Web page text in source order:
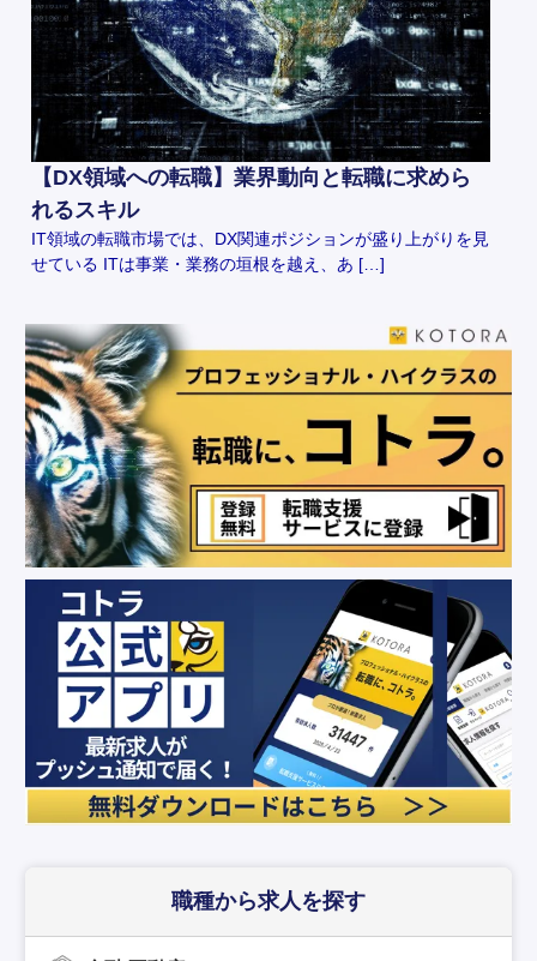
【DX領域への転職】業界動向と転職に求めら
れるスキル
IT領域の転職市場では、DX関連ポジションが盛り上がりを見
せている ITは事業・業務の垣根を越え、あ […]
職種から求人を探す